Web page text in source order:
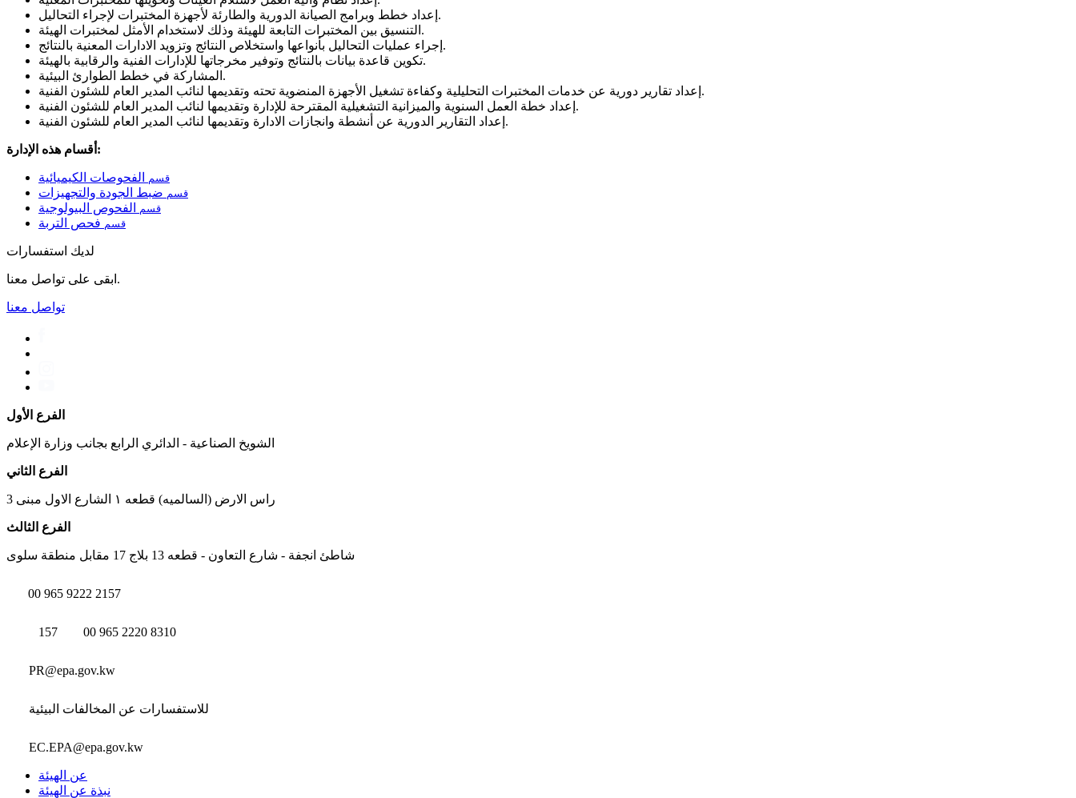
إعداد خطط وبرامج الصيانة الدورية والطارئة لأجهزة المختبرات لإجراء التحاليل.
التنسيق بين المختبرات التابعة للهيئة وذلك لاستخدام الأمثل لمختبرات الهيئة.
إجراء عمليات التحاليل بأنواعها واستخلاص النتائج وتزويد الادارات المعنية بالنتائج.
تكوين قاعدة بيانات بالنتائج وتوفير مخرجاتها للإدارات الفنية والرقابية بالهيئة.
المشاركة في خطط الطوارئ البيئية.
إعداد تقارير دورية عن خدمات المختبرات التحليلية وكفاءة تشغيل الأجهزة المنضوية تحته وتقديمها لنائب المدير العام للشئون الفنية.
إعداد خطة العمل السنوية والميزانية التشغيلية المقترحة للإدارة وتقديمها لنائب المدير العام للشئون الفنية.
إعداد التقارير الدورية عن أنشطة وانجازات الادارة وتقديمها لنائب المدير العام للشئون الفنية.
أقسام هذه الإدارة:
قسم الفحوصات الكيميائية
قسم ضبط الجودة والتجهيزات
قسم الفحوص البيولوجية
قسم فحص التربة
لديك استفسارات
ابقى على تواصل معنا.
تواصل معنا
الفرع الأول
الشويخ الصناعية - الدائري الرابع بجانب وزارة الإعلام
الفرع الثاني
راس الارض (السالميه) قطعه ١ الشارع الاول مبنى 3
الفرع الثالث
شاطئ انجفة - شارع التعاون - قطعه 13 بلاج 17 مقابل منطقة سلوى
00 965 9222 2157
157 00 965 2220 8310
PR@epa.gov.kw
للاستفسارات عن المخالفات البيئية
EC.EPA@epa.gov.kw
عن الهيئة
نبذة عن الهيئة